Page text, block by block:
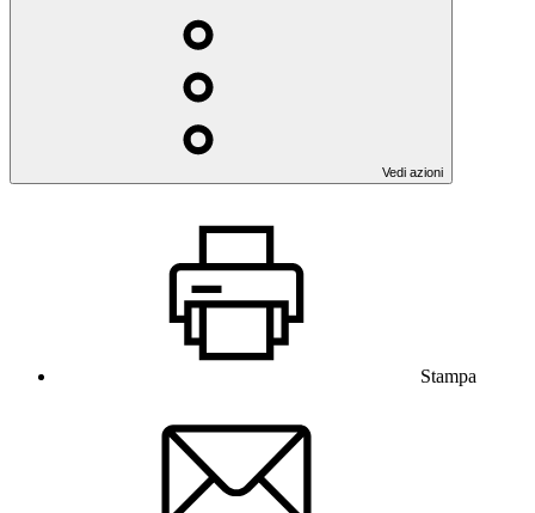
Vedi azioni
Stampa